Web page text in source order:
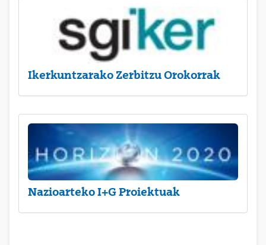
Ikerkuntzarako Zerbitzu Orokorrak
Nazioarteko I+G Proiektuak